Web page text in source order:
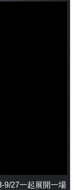
9/27一起展開一場